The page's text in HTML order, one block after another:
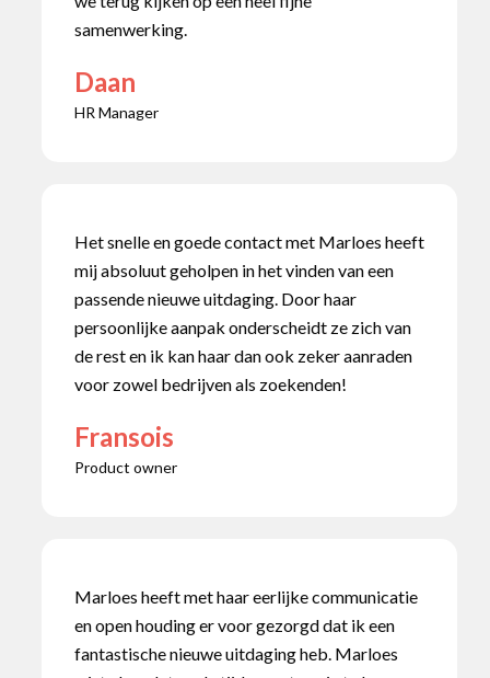
samenwerking.
Daan
HR Manager
Het snelle en goede contact met Marloes heeft
mij absoluut geholpen in het vinden van een
passende nieuwe uitdaging. Door haar
persoonlijke aanpak onderscheidt ze zich van
de rest en ik kan haar dan ook zeker aanraden
voor zowel bedrijven als zoekenden!
Fransois
Product owner
Marloes heeft met haar eerlijke communicatie
en open houding er voor gezorgd dat ik een
fantastische nieuwe uitdaging heb. Marloes